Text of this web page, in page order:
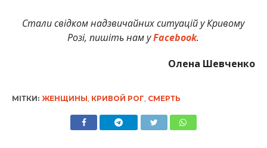
Стали свідком надзвичайних ситуацій у Кривому
Розі, пишіть нам уFacebook.
Олена Шевченко
МІТКИ: ЖЕНЩИНЫ КРИВОЙ РОГ СМЕРТЬ